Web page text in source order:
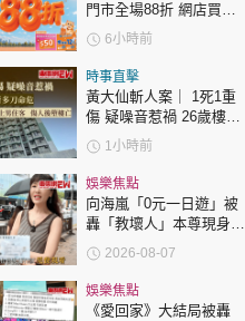
The Standard
門市全場88折 網店買滿
$288同步有折
6小時前
時事直擊
黃大仙斬人案｜ 1死1重
傷 疑噪音惹禍 26歲樓下
男住戶 被狂斬多刀命危
46歲樓上男住客 傷人後
墮樓亡
1小時前
娛樂焦點
向海嵐「0元一日遊」被
轟「教壞人」本尊現身回
應網民
2026-08-07
娛樂焦點
《愛回家》大結局被轟